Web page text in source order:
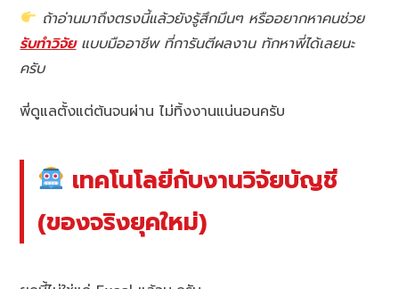
ถ้าอ่านมาถึงตรงนี้แล้วยังรู้สึกมึนๆ หรืออยากหาคนช่วย
รับทำวิจัยแบบมืออาชีพ ที่การันตีผลงาน ทักหาพี่ได้เลยนะ
ครับ
พี่ดูแลตั้งแต่ต้นจนผ่าน ไม่ทิ้งงานแน่นอนครับ
เทคโนโลยีกับงานวิจัยบัญชี
(ของจริงยุคใหม่)